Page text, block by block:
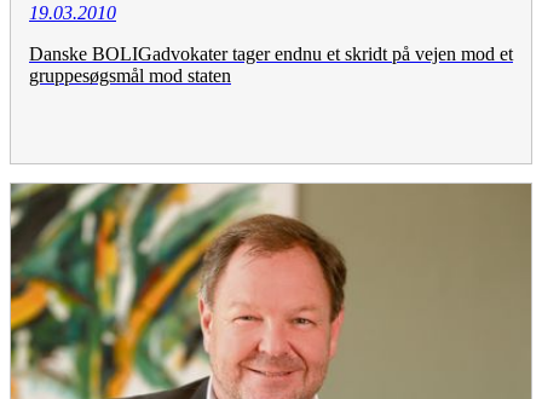
19.03.2010
Danske BOLIGadvokater tager endnu et skridt på vejen mod et
gruppesøgsmål mod staten